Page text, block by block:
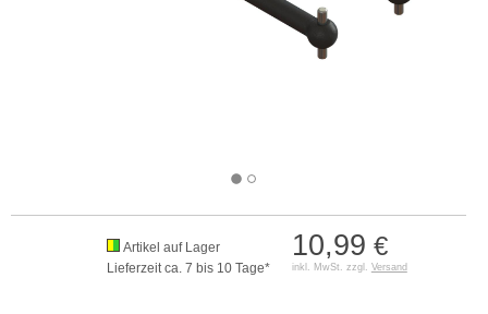
10,99 €
inkl. MwSt. zzgl. Versand
Artikel auf Lager
Lieferzeit ca. 7 bis 10 Tage*